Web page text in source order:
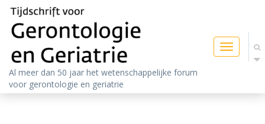
Toggle
navigation
Al meer dan 50 jaar het wetenschappelijke forum
voor gerontologie en geriatrie